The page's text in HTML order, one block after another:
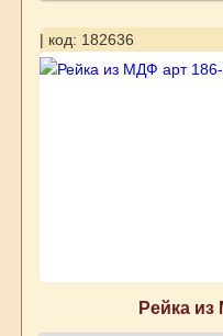
| код: 182636
Рейка